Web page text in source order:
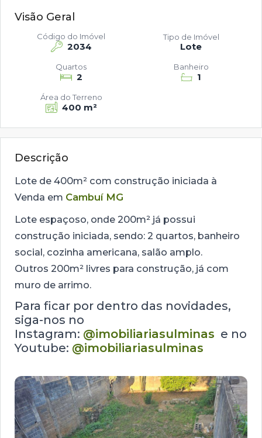
Visão Geral
2034
Código do Imóvel
Lote
Tipo de Imóvel
2
Quartos
1
Banheiro
400 m²
Área do Terreno
Descrição
Lote de 400m² com construção iniciada à
Venda em Cambuí MG
Lote espaçoso, onde 200m² já possui
construção iniciada, sendo: 2 quartos, banheiro
social, cozinha americana, salão amplo.
Outros 200m² livres para construção, já com
muro de arrimo.
Para ficar por dentro das novidades,
siga-nos no
Instagram: @imobiliariasulminas e no
Youtube: @imobiliariasulminas